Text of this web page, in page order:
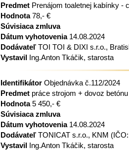
Predmet Prenájom toaletnej kabínky -
Hodnota78,- €
Súvisiaca zmluva
Dátum vyhotovenia14.08.2024
Dodávateľ TOI TOI & DIXI s.r.o.,
Vystavil Ing.Anton Tkáčik, starosta
Identifikátor Objednávka č.112/2024
Predmet práce strojom + dovoz
Hodnota5 450,- €
Súvisiaca zmluva
Dátum vyhotovenia14.08.2024
Dodávateľ TONICAT s.r.o., KNM
Vystavil Ing.Anton Tkáčik, starosta